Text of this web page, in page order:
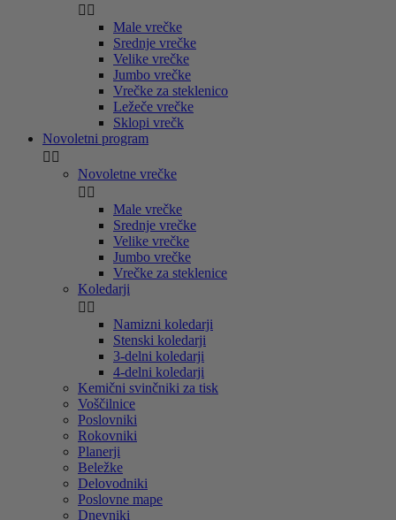
 
Male vrečke
Srednje vrečke
Velike vrečke
Jumbo vrečke
Vrečke za steklenico
Ležeče vrečke
Sklopi vrečk
Novoletni program
 
Novoletne vrečke
 
Male vrečke
Srednje vrečke
Velike vrečke
Jumbo vrečke
Vrečke za steklenice
Koledarji
 
Namizni koledarji
Stenski koledarji
3-delni koledarji
4-delni koledarji
Kemični svinčniki za tisk
Voščilnice
Poslovniki
Rokovniki
Planerji
Beležke
Delovodniki
Poslovne mape
Dnevniki